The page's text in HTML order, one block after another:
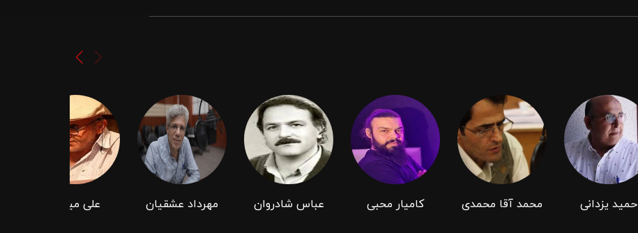
حمید یزدانی محمد آقا محمدی كامیار محبی عباس شادروان مهرداد عشقیان علی میلانی